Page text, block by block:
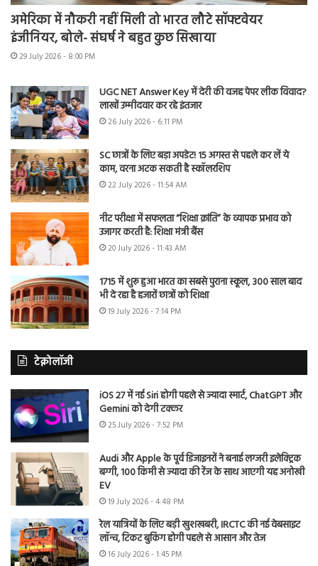
अमेरिका में नौकरी नहीं मिली तो भारत लौटे सॉफ्टवेयर
इंजीनियर, बोले- संघर्ष ने बहुत कुछ सिखाया
29 July 2026 - 8:00 PM
UGC NET Answer Key में देरी की वजह पेपर लीक विवाद?
लाखों उम्मीदवार कर रहे इंतजार
26 July 2026 - 6:11 PM
SC छात्रों के लिए बड़ा अपडेट! 15 अगस्त से पहले कर लें ये
काम, वरना अटक सकती है स्कॉलरशिप
22 July 2026 - 11:54 AM
नीट परीक्षा में सफलता “शिक्षा क्रांति” के व्यापक प्रभाव को
उजागर करती है: शिक्षा मंत्री बैंस
20 July 2026 - 11:43 AM
1715 में शुरू हुआ भारत का सबसे पुराना स्कूल, 300 साल बाद
भी दे रहा है हजारों छात्रों को शिक्षा
19 July 2026 - 7:14 PM
टेक्नोलॉजी
iOS 27 में नई Siri होगी पहले से ज्यादा स्मार्ट, ChatGPT और
Gemini को देगी टक्कर
25 July 2026 - 7:52 PM
Audi और Apple के पूर्व डिजाइनरों ने बनाई लग्जरी इलेक्ट्रिक
बग्गी, 100 किमी से ज्यादा की रेंज के साथ आएगी यह अनोखी
EV
19 July 2026 - 4:48 PM
रेल यात्रियों के लिए बड़ी खुशखबरी, IRCTC की नई वेबसाइट
लॉन्च, टिकट बुकिंग होगी पहले से आसान और तेज
16 July 2026 - 1:45 PM